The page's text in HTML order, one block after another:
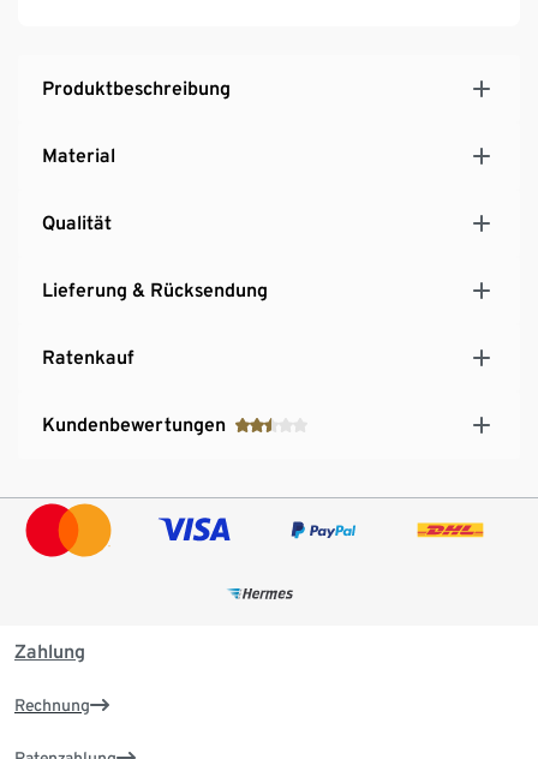
Produktbeschreibung
Material
Qualität
Lieferung & Rücksendung
Ratenkauf
Kundenbewertungen
Zahlung
Rechnung